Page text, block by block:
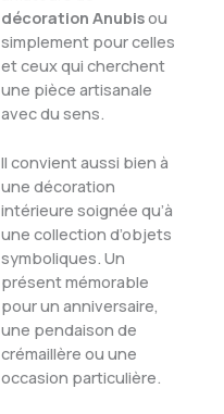
décoration Anubisou
simplement pour celles
et ceux qui cherchent
une pièce artisanale
avec du sens.
Il convient aussi bien à
une décoration
intérieure soignée qu’à
une collection d’objets
symboliques. Un
présent mémorable
pour un anniversaire,
une pendaison de
crémaillère ou une
occasion particulière.